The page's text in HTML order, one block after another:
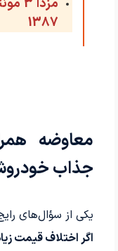
1387
معاوضه
جذاب
یکی از سؤال‌های
اگر اختلاف قیمت